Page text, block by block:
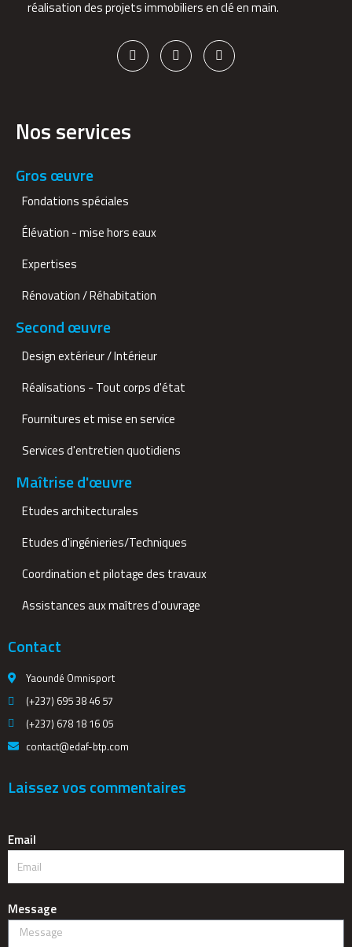
réalisation des projets immobiliers en clé en main.
Nos services
Gros œuvre
Fondations spéciales
Élévation - mise hors eaux
Expertises
Rénovation / Réhabitation
Second œuvre
Design extérieur / Intérieur
Réalisations - Tout corps d'état
Fournitures et mise en service
Services d'entretien quotidiens
Maîtrise d'œuvre
Etudes architecturales
Etudes d'ingénieries/Techniques
Coordination et pilotage des travaux
Assistances aux maîtres d'ouvrage
Contact
Yaoundé Omnisport
(+237) 695 38 46 57
(+237) 678 18 16 05
contact@edaf-btp.com
Laissez vos commentaires
Email
Message